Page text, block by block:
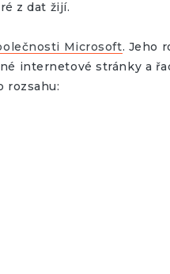
z dat žijí.
Microsoft. Jeho
internetové stránky a
rozsahu: